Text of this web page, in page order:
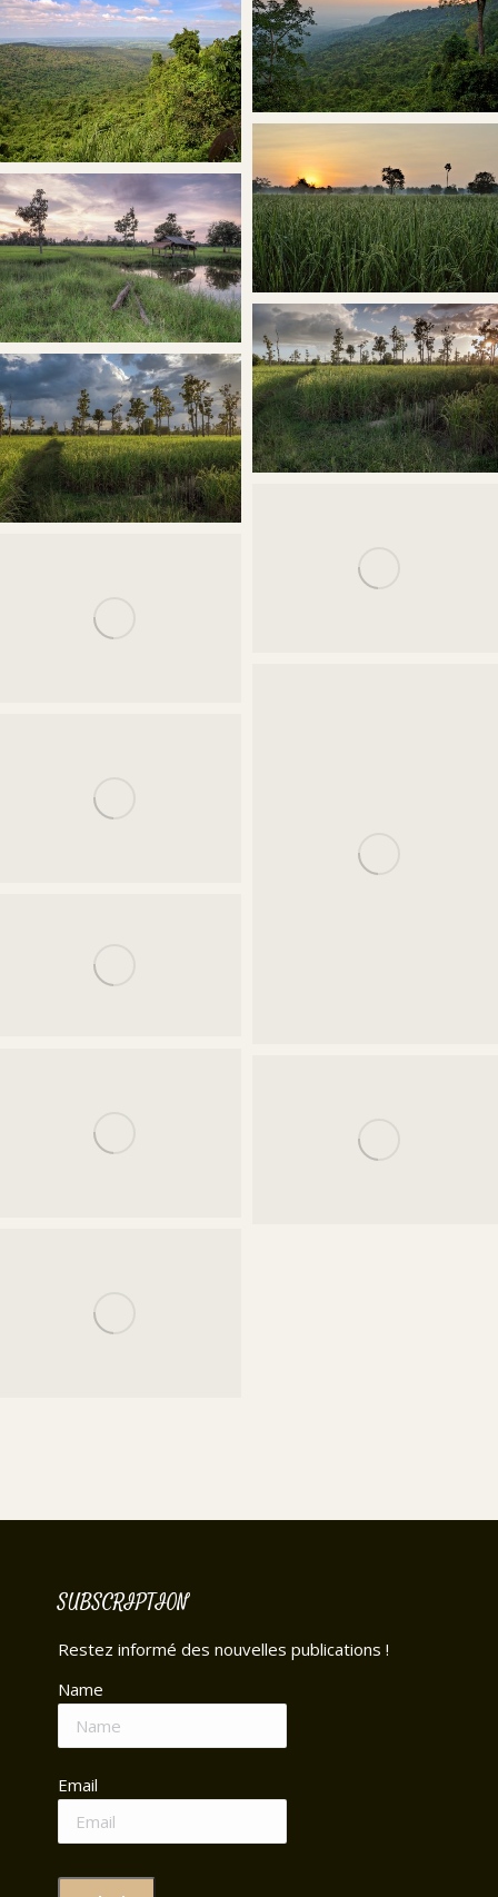
SUBSCRIPTION
Restez informé des nouvelles publications !
Name
Email